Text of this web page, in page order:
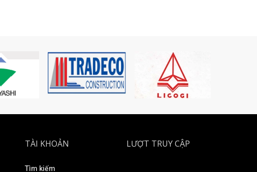
TÀI KHOẢN
Tìm kiếm
LƯỢT TRUY CẬP